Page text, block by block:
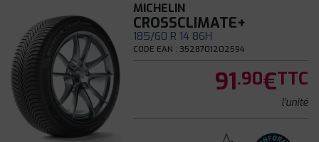
MICHELIN
CROSSCLIMATE+
185/60 R 14 86H
CODE EAN : 3528701202594
91.90€TTC
l'unité